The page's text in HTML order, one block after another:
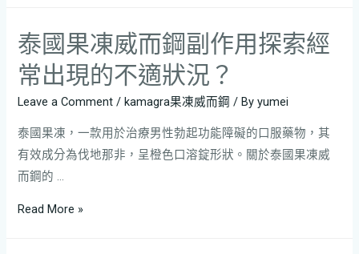
泰國果凍威而鋼副作用探索經
常出現的不適狀況？
Leave a Comment / kamagra果凍威而鋼 / Byyumei
泰國果凍，一款用於治療男性勃起功能障礙的口服藥物，其
有效成分為伐地那非，呈橙色口溶錠形狀。關於泰國果凍威
而鋼的 …
Read More »